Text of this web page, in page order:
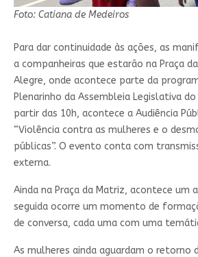
Foto: Catiana de Medeiros
Para dar continuidade às ações, as
a companheiras que estarão na Praça
Alegre, onde acontece parte da
Plenarinho da Assembleia Legislativa do
partir das 10h, acontece a Audiência
“Violência contra as mulheres e o
públicas”. O evento conta com
externa.
Ainda na Praça da Matriz, acontece um
seguida ocorre um momento de
de conversa, cada uma com uma
As mulheres ainda aguardam o retorno